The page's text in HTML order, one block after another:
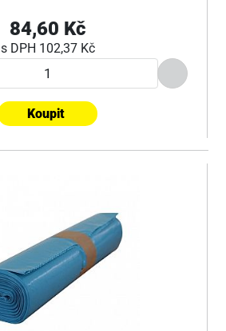
84,60 Kč
s DPH 102,37 Kč
Koupit